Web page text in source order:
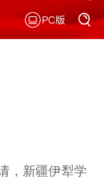
，新疆伊犁学